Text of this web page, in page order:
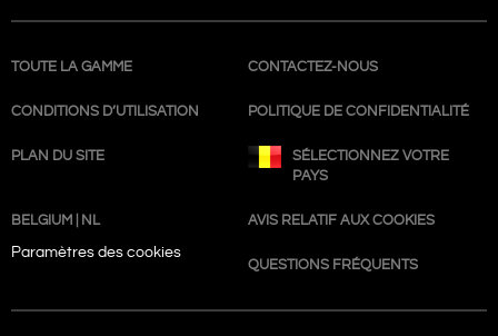
TOUTE LA GAMME CONTACTEZ-NOUS
CONDITIONS D’UTILISATION POLITIQUE DE CONFIDENTIALITÉ
PLAN DU SITE
SÉLECTIONNEZ VOTRE
PAYS
BELGIUM | NL AVIS RELATIF AUX COOKIES
Paramètres des cookies
QUESTIONS FRÉQUENTS